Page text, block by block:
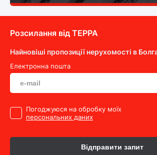
Розсилання від ТEPPA
Найновіші пропозиції нерухомості в
Електронна пошта
Погоджуюся на обробку моїх
персональних даних
Відправити запит